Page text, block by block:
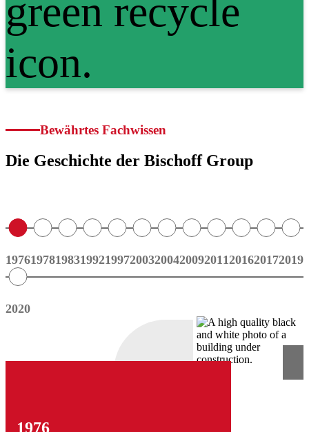
Bewährtes Fachwissen
Die Geschichte der Bischoff Group
197619781983199219972003200420092011201620172019
2020
1976